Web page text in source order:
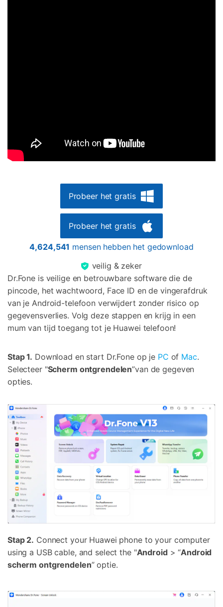
Probeer het gratis
Probeer het gratis
4,624,541 mensen hebben het gedownload
veilig & zeker
Dr.Fone is veilige en betrouwbare software die de
pincode, het wachtwoord, Face ID en de vingerafdruk
van je Android-telefoon verwijdert zonder risico op
gegevensverlies. Volg deze stappen en krijg in een
mum van tijd toegang tot je Huawei telefoon!
Stap 1. Download en start Dr.Fone op je PC of Mac.
Selecteer "Scherm ontgrendelen”van de gegeven
opties.
Stap 2. Connect your Huawei phone to your computer
using a USB cable, and select the "Android > “Android
scherm ontgrendelen” optie.